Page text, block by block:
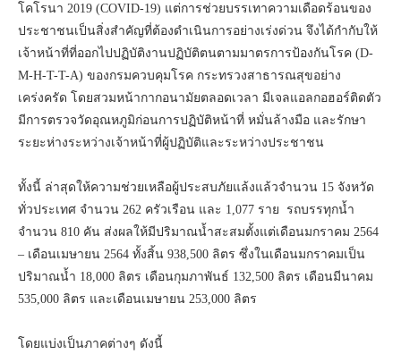
โคโรนา 2019 (COVID-19) แต่การช่วยบรรเทาความเดือดร้อนของ
ประชาชนเป็นสิ่งสำคัญที่ต้องดำเนินการอย่างเร่งด่วน จึงได้กำกับให้
เจ้าหน้าที่ที่ออกไปปฏิบัติงานปฏิบัติตนตามมาตรการป้องกันโรค (D-
M-H-T-T-A) ของกรมควบคุมโรค กระทรวงสาธารณสุขอย่าง
เคร่งครัด โดยสวมหน้ากากอนามัยตลอดเวลา มีเจลแอลกอฮอร์ติดตัว
มีการตรวจวัดอุณหภูมิก่อนการปฏิบัติหน้าที่ หมั่นล้างมือ และรักษา
ระยะห่างระหว่างเจ้าหน้าที่ผู้ปฏิบัติและระหว่างประชาชน
ทั้งนี้ ล่าสุดให้ความช่วยเหลือผู้ประสบภัยแล้งแล้วจำนวน 15 จังหวัด
ทั่วประเทศ จำนวน 262 ครัวเรือน และ 1,077 ราย รถบรรทุกน้ำ
จำนวน 810 คัน ส่งผลให้มีปริมาณน้ำสะสมตั้งแต่เดือนมกราคม 2564
– เดือนเมษายน 2564 ทั้งสิ้น 938,500 ลิตร ซึ่งในเดือนมกราคมเป็น
ปริมาณน้ำ 18,000 ลิตร เดือนกุมภาพันธ์ 132,500 ลิตร เดือนมีนาคม
535,000 ลิตร และเดือนเมษายน 253,000 ลิตร
โดยแบ่งเป็นภาคต่างๆ ดังนี้